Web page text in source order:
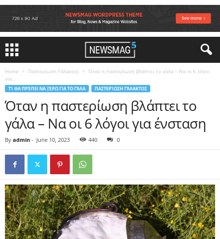
Home Παστερίωση Γάλακτος
Όταν η παστερίωση βλάπτει το γάλα – Να οι 6 λόγοι
για...
ΤΊ ΘΑ ΠΡΈΠΕΙ ΝΑ ΞΈΡΩ ΓΙΑ ΤΟ ΓΆΛΑ ΠΑΣΤΕΡΊΩΣΗ ΓΆΛΑΚΤΟΣ
Όταν η παστερίωση βλάπτει το
γάλα – Να οι 6 λόγοι για ένσταση
By admin - June 10, 2023 440 0